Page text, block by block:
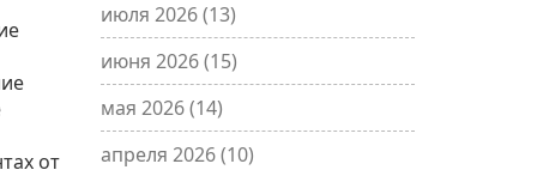
от
июля 2026(13)
июня 2026(15)
мая 2026(14)
апреля 2026(10)